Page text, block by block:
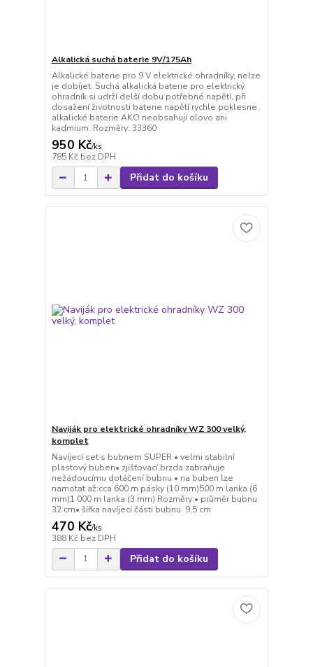
Alkalická suchá baterie 9V/175Ah
Alkalické baterie pro 9 V elektrické ohradníky, nelze
je dobíjet. Suchá alkalická baterie pro elektrický
ohradník si udrží delší dobu potřebné napětí, při
dosažení životnosti baterie napětí rychle poklesne,
alkalické baterie AKO neobsahují olovo ani
kadmium. Rozměry: 33360
950 Kč/ks
785 Kč bez DPH
Přidat do košíku
Naviják pro elektrické ohradníky WZ 300 velký,
komplet
Navíjecí set s bubnem SUPER • velmi stabilní
plastový buben• zjišťovací brzda zabraňuje
nežádoucímu dotáčení bubnu • na buben lze
namotat až:cca 600 m pásky (10 mm)500 m lanka (6
mm)1 000 m lanka (3 mm) Rozměry:• průměr bubnu:
32 cm• šířka navíjecí části bubnu: 9,5 cm
470 Kč/ks
388 Kč bez DPH
Přidat do košíku